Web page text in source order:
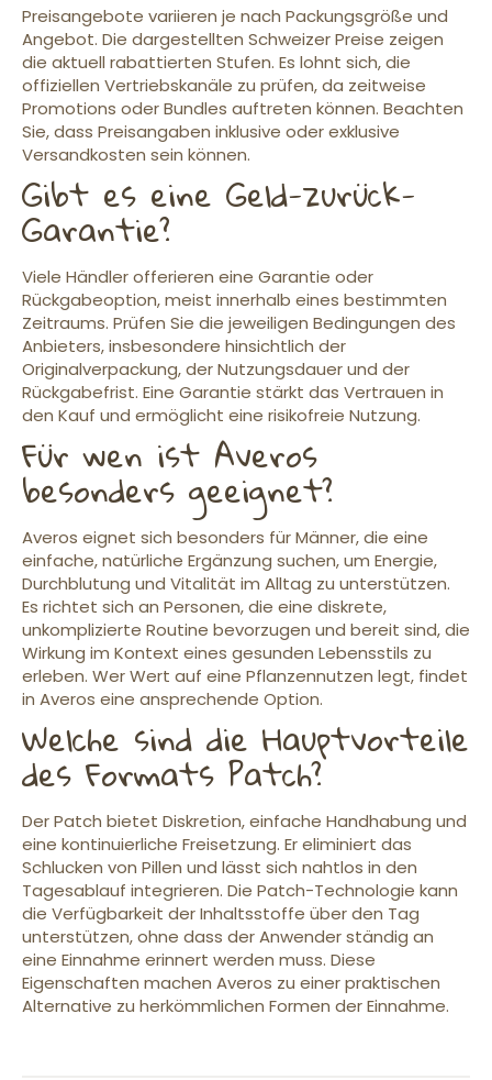
Preisangebote variieren je nach Packungsgröße und
Angebot. Die dargestellten Schweizer Preise zeigen
die aktuell rabattierten Stufen. Es lohnt sich, die
offiziellen Vertriebskanäle zu prüfen, da zeitweise
Promotions oder Bundles auftreten können. Beachten
Sie, dass Preisangaben inklusive oder exklusive
Versandkosten sein können.
Gibt es eine Geld-zurück-
Garantie?
Viele Händler offerieren eine Garantie oder
Rückgabeoption, meist innerhalb eines bestimmten
Zeitraums. Prüfen Sie die jeweiligen Bedingungen des
Anbieters, insbesondere hinsichtlich der
Originalverpackung, der Nutzungsdauer und der
Rückgabefrist. Eine Garantie stärkt das Vertrauen in
den Kauf und ermöglicht eine risikofreie Nutzung.
Für wen ist Averos
besonders geeignet?
Averos eignet sich besonders für Männer, die eine
einfache, natürliche Ergänzung suchen, um Energie,
Durchblutung und Vitalität im Alltag zu unterstützen.
Es richtet sich an Personen, die eine diskrete,
unkomplizierte Routine bevorzugen und bereit sind, die
Wirkung im Kontext eines gesunden Lebensstils zu
erleben. Wer Wert auf eine Pflanzennutzen legt, findet
in Averos eine ansprechende Option.
Welche sind die Hauptvorteile
des Formats Patch?
Der Patch bietet Diskretion, einfache Handhabung und
eine kontinuierliche Freisetzung. Er eliminiert das
Schlucken von Pillen und lässt sich nahtlos in den
Tagesablauf integrieren. Die Patch-Technologie kann
die Verfügbarkeit der Inhaltsstoffe über den Tag
unterstützen, ohne dass der Anwender ständig an
eine Einnahme erinnert werden muss. Diese
Eigenschaften machen Averos zu einer praktischen
Alternative zu herkömmlichen Formen der Einnahme.